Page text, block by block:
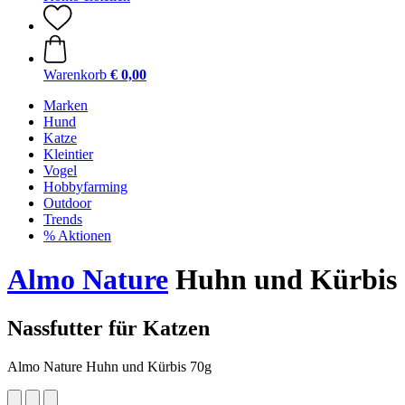
Warenkorb € 0,00
Marken
Hund
Katze
Kleintier
Vogel
Hobbyfarming
Outdoor
Trends
% Aktionen
Almo Nature Huhn und Kürbis
Nassfutter für Katzen
Almo Nature Huhn und Kürbis 70g